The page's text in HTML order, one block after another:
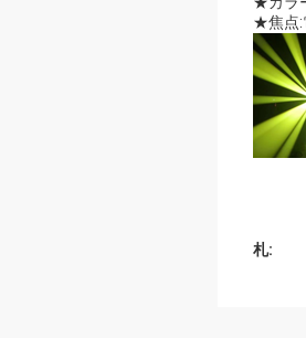
★焦点
札: